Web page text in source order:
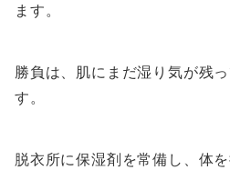
ます。
勝負は、肌にまだ湿り気が残
す。
脱衣所に保湿剤を常備し、体